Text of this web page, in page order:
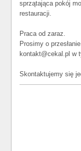
sprzątająca pokój
restauracji.
Praca od zaraz.
Prosimy o
kontakt@cekal.pl w
Skontaktujemy się